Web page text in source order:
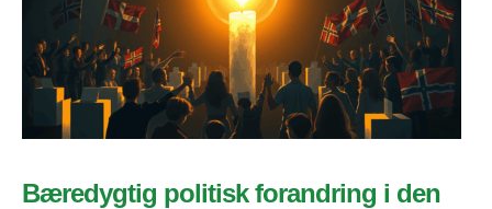
Bæredygtig politisk forandring i den